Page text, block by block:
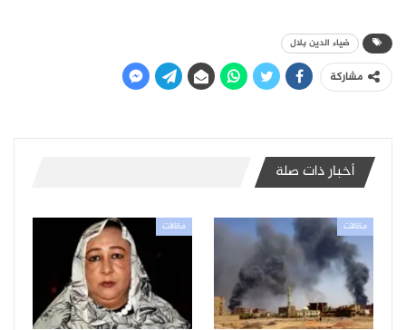
ضياء الدين بلال
مشاركة
أخبار ذات صلة
مقالات مقالات